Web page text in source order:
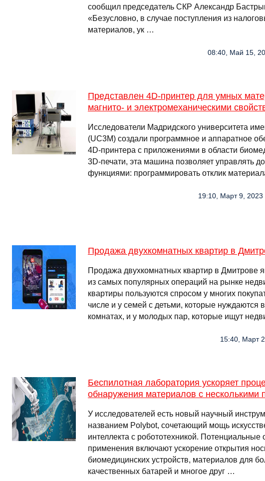
сообщил председатель СКР Александр
«Безусловно, в случае поступления из
материалов, ук …
08:40, Май 15,
Представлен 4D-принтер для умных
магнито- и электромеханическими
Исследователи Мадридского университета
(UC3M) создали программное и аппаратное
4D-принтера с приложениями в области
3D-печати, эта машина позволяет управлять
функциями: программировать отклик
19:10, Март 9,
Продажа двухкомнатных квартир в
Продажа двухкомнатных квартир в Дмитрове
из самых популярных операций на рынке
квартиры пользуются спросом у многих
числе и у семей с детьми, которые нуждаются
комнатах, и у молодых пар, которые ищут
15:40, Март
Беспилотная лаборатория ускоряет
обнаружения материалов с несколькими
У исследователей есть новый научный
названием Polybot, сочетающий мощь
интеллекта с робототехникой. Потенциальные
применения включают ускорение открытия
биомедицинских устройств, материалов для
качественных батарей и многое друг …